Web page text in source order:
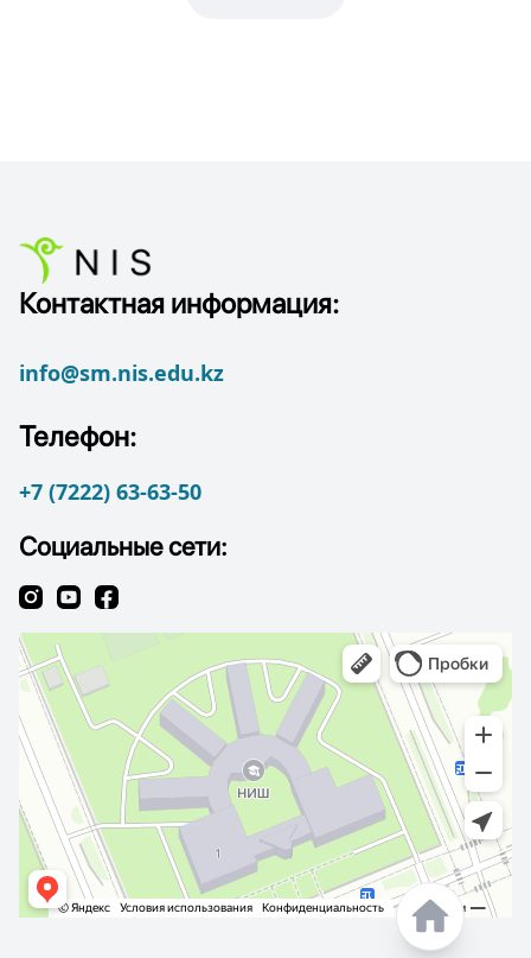
Контактная информация:
info@sm.nis.edu.kz
Телефон:
+7 (7222) 63-63-50
Социальные сети: